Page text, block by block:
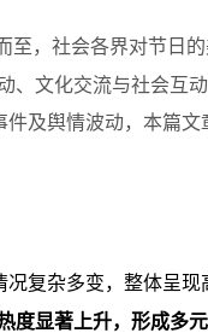
至，社会各界对节日
、文化交流与社会互动
件及舆情波动，本篇
况复杂多变，整体呈现
度显著上升，形成多